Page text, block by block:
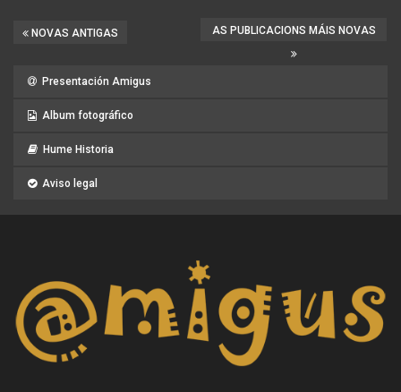
NOVAS ANTIGAS AS PUBLICACIONS MÁIS NOVAS
Presentación Amigus
Album fotográfico
Hume Historia
Aviso legal